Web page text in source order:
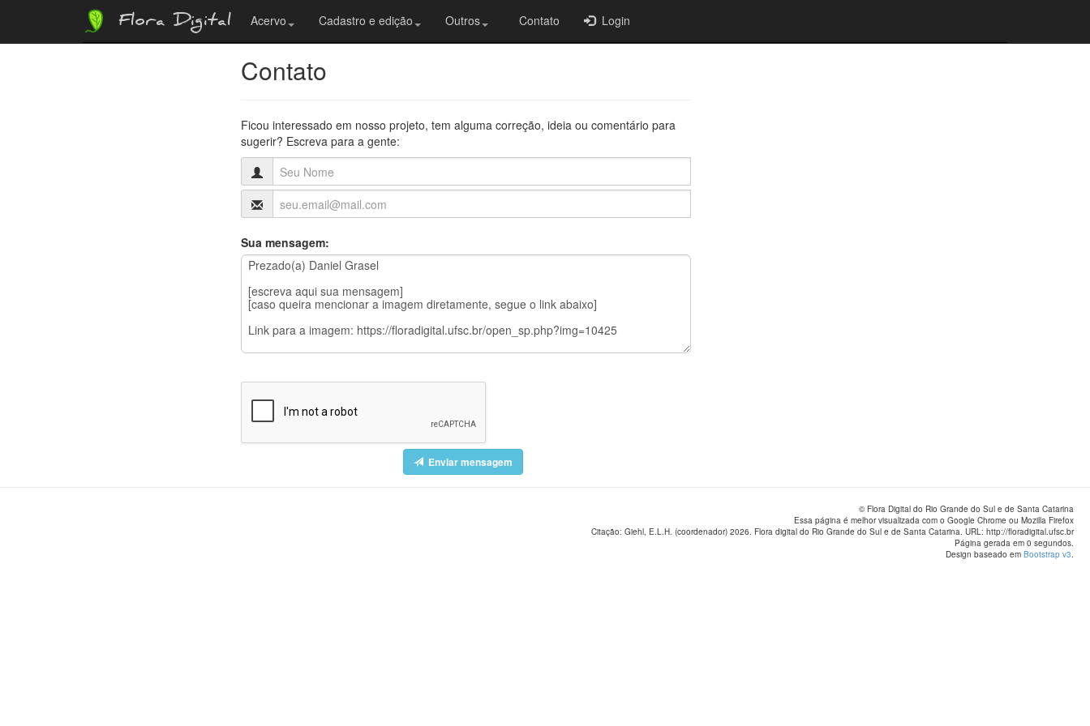
Flora Digital Acervo Cadastro e edição Outros Contato Login
Contato
Ficou interessado em nosso projeto, tem alguma correção, ideia ou comentário para
sugerir? Escreva para a gente:
Sua mensagem:
Enviar mensagem
© Flora Digital do Rio Grande do Sul e de Santa Catarina
Essa página é melhor visualizada com o Google Chrome ou Mozilla Firefox
Citação: Giehl, E.L.H. (coordenador) 2026. Flora digital do Rio Grande do Sul e de Santa Catarina. URL: http://floradigital.ufsc.br
Página gerada em 0 segundos.
Design baseado em Bootstrap v3.